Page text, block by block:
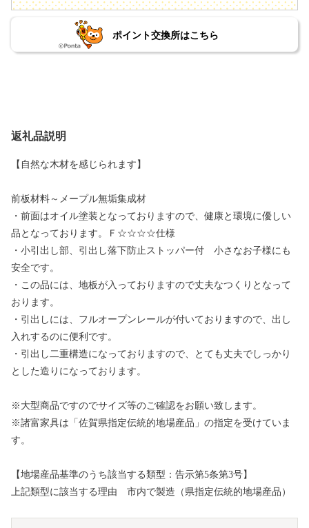
ポイント交換所はこちら
返礼品説明
【自然な木材を感じられます】
前板材料～メープル無垢集成材
・前面はオイル塗装となっておりますので、健康と環境に優しい
品となっております。Ｆ☆☆☆☆仕様
・小引出し部、引出し落下防止ストッパー付 小さなお子様にも
安全です。
・この品には、地板が入っておりますので丈夫なつくりとなって
おります。
・引出しには、フルオープンレールが付いておりますので、出し
入れするのに便利です。
・引出し二重構造になっておりますので、とても丈夫でしっかり
とした造りになっております。
※大型商品ですのでサイズ等のご確認をお願い致します。
※諸富家具は「佐賀県指定伝統的地場産品」の指定を受けていま
す。
【地場産品基準のうち該当する類型：告示第5条第3号】
上記類型に該当する理由 市内で製造（県指定伝統的地場産品）